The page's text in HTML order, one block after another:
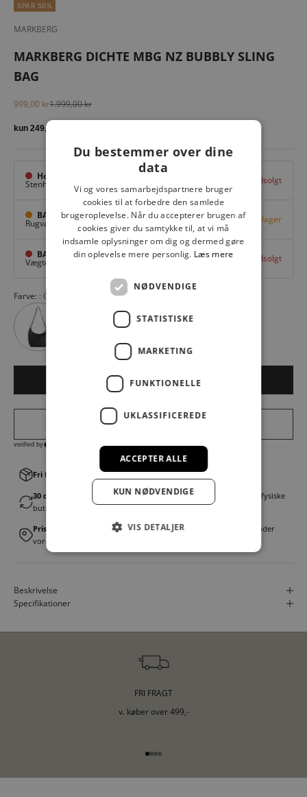
SPAR 50%
MARKBERG
MARKBERG DICHTE MBG NZ BUBBLY SLING
BAG
Salgspris
999,00 krNormalpris
1.999,00 kr
Hovedlager
Stenhuggervej 10, Udsolgt
BAGGI Tarup Center
Rugvang 36, Odense NV Få på lager
BAGGI Nyborg
Vægtergade 1, Nyborg Udsolgt
Farve: GREY TAUPE 516
LÆG I KURV
Fri fragt v. køb over 499,00 kr.│Levering 1-3 hverdage
30 dages fortrydelsesret│Byt eller returner gratis i en af vores fysiske
butikker
Prismatch
│Vi tilbyder landsdækkende prisgaranti. Læs mere under
vores FAQ
Beskrivelse
Specifikationer
FRI FRAGT
v. køber over 499,-
Gå til element 1
Gå til element 2
Gå til element 3
Gå til element 4
Du bestemmer over dine
data
Vi og vores samarbejdspartnere bruger
cookies til at forbedre den samlede
brugeroplevelse. Når du accepterer brugen af
cookies giver du samtykke til, at vi må
indsamle oplysninger om dig og dermed gøre
din oplevelse mere personlig. Læs mere
NØDVENDIGE
STATISTISKE
MARKETING
FUNKTIONELLE
UKLASSIFICEREDE
ACCEPTER ALLE
KUN NØDVENDIGE
VIS DETALJER